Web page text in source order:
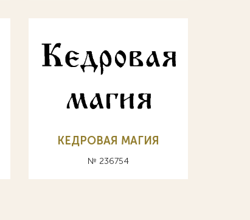
КЕДРОВАЯ МАГИЯ
№ 236754